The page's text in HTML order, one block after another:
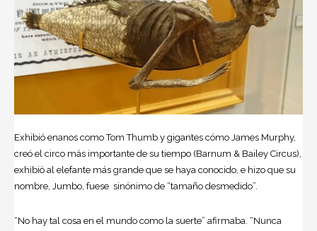
Exhibió enanos como Tom Thumb y gigantes cómo James Murphy,
creó el circo más importante de su tiempo (Barnum & Bailey Circus),
exhibió al elefante más grande que se haya conocido, e hizo que su
nombre, Jumbo, fuese sinónimo de “tamaño desmedido”.
“No hay tal cosa en el mundo como la suerte” afirmaba. “Nunca